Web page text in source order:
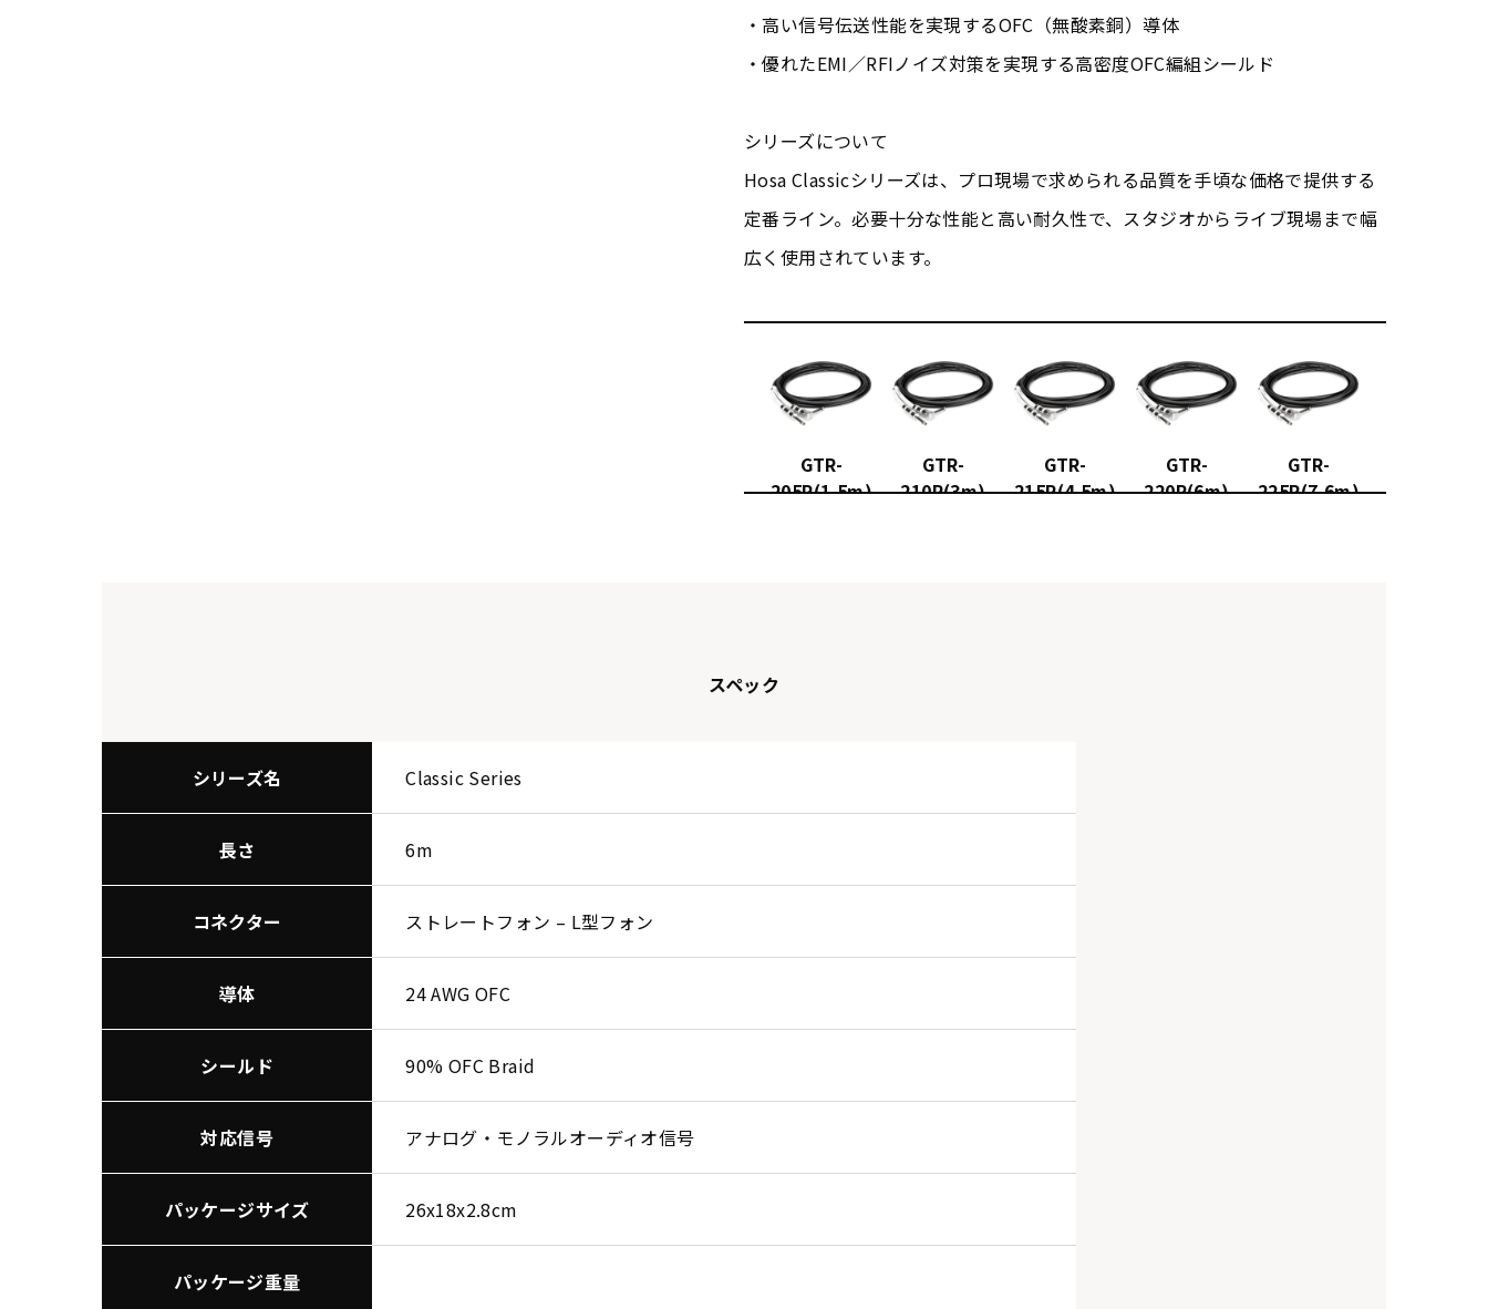
・高い信号伝送性能を実現するOFC（無酸素銅）導体
・優れたEMI／RFIノイズ対策を実現する高密度OFC編組シールド
シリーズについて
Hosa Classicシリーズは、プロ現場で求められる品質を手頃な価格で提供する
定番ライン。必要十分な性能と高い耐久性で、スタジオからライブ現場まで幅
広く使用されています。
GTR-
205R(1.5m)
GTR-
210R(3m)
GTR-
215R(4.5m)
GTR-
220R(6m)
GTR-
225R(7.6m)
スペック
シリーズ名 Classic Series
長さ 6m
コネクター ストレートフォン – L型フォン
導体 24 AWG OFC
シールド 90% OFC Braid
対応信号 アナログ・モノラルオーディオ信号
パッケージサイズ 26x18x2.8cm
パッケージ重量